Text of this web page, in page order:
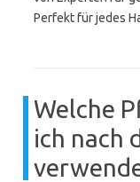
Perfekt für jedes
Welche
ich nach